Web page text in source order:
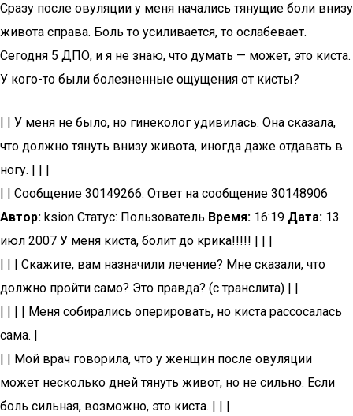
Сразу после овуляции у меня начались тянущие боли внизу
живота справа. Боль то усиливается, то ослабевает.
Сегодня 5 ДПО, и я не знаю, что думать — может, это киста.
У кого-то были болезненные ощущения от кисты?
| | У меня не было, но гинеколог удивилась. Она сказала,
что должно тянуть внизу живота, иногда даже отдавать в
ногу. | | |
| | Сообщение 30149266. Ответ на сообщение 30148906
Автор: ksion Статус: Пользователь Время: 16:19 Дата: 13
июл 2007 У меня киста, болит до крика!!!!! | | |
| | | Скажите, вам назначили лечение? Мне сказали, что
должно пройти само? Это правда? (с транслита) | |
| | | | Меня собирались оперировать, но киста рассосалась
сама. |
| | Мой врач говорила, что у женщин после овуляции
может несколько дней тянуть живот, но не сильно. Если
боль сильная, возможно, это киста. | | |